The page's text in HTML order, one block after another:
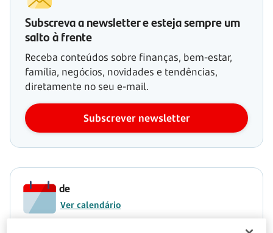
Subscreva a newsletter e esteja sempre um
salto à frente
Receba conteúdos sobre finanças, bem-estar,
família, negócios, novidades e tendências,
diretamente no seu e-mail.
Subscrever newsletter
de
Ver calendário